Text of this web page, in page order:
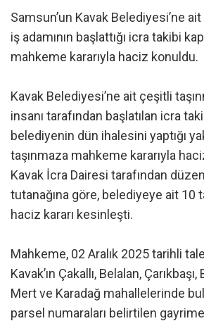
Samsun’un Kavak Belediyesi’ne
iş adamının başlattığı icra takibi
mahkeme kararıyla haciz konuldu.
Kavak Belediyesi’ne ait çeşitli
insanı tarafından başlatılan icra
belediyenin dün ihalesini yaptığı
taşınmaza mahkeme kararıyla
Kavak İcra Dairesi tarafından
tutanağına göre, belediyeye ait 10
haciz kararı kesinleşti.
Mahkeme, 02 Aralık 2025 tarihli
Kavak’ın Çakallı, Belalan,
Mert ve Karadağ mahallelerinde
parsel numaraları belirtilen